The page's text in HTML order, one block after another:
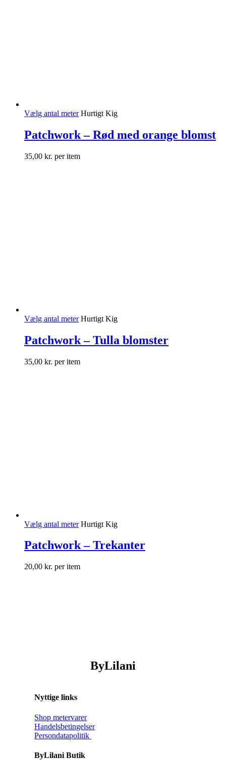
Vælg antal meter Hurtigt Kig
Patchwork – Rød med orange blomst
35,00 kr. per item
Vælg antal meter Hurtigt Kig
Patchwork – Tulla blomster
35,00 kr. per item
Vælg antal meter Hurtigt Kig
Patchwork – Trekanter
20,00 kr. per item
ByLilani
Nyttige links
Shop metervarer
Handelsbetingelser
Persondatapolitik
ByLilani Butik